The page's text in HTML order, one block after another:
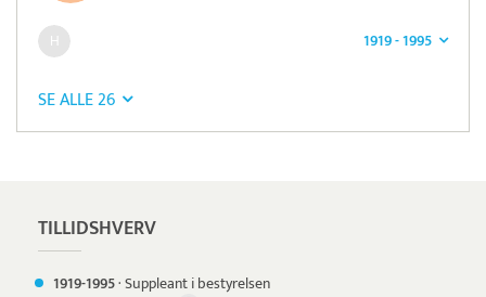
1919 - 1995
SE ALLE 26
TILLIDSHVERV
1919-1995·Suppleant i bestyrelsen